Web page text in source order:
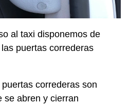
al taxi disponemos de
puertas correderas
correderas son
se abren y cierran